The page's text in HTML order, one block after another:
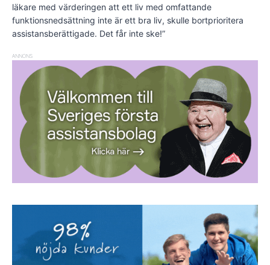
läkare med värderingen att ett liv med omfattande
funktionsnedsättning inte är ett bra liv, skulle bortprioritera
assistansberättigade. Det får inte ske!”
ANNONS